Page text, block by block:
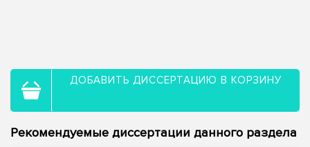
ДОБАВИТЬ ДИССЕРТАЦИЮ В КОРЗИНУ
Рекомендуемые диссертации данного раздела